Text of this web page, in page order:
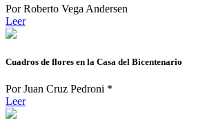
Por Roberto Vega Andersen
Leer
Cuadros de flores en la Casa del Bicentenario
Por Juan Cruz Pedroni *
Leer